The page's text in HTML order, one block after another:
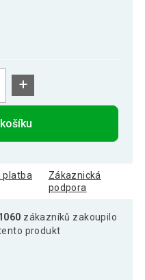
+
platba
Zákaznická
podpora
zákazníků zakoupilo
produkt